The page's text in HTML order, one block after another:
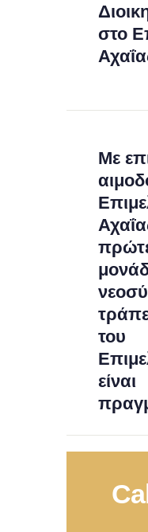
στο
Με
του
είναι